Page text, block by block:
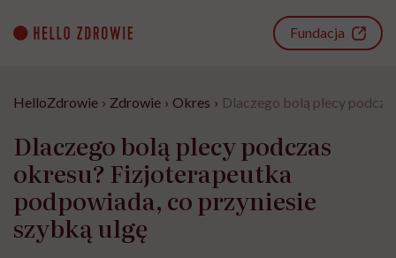
content
Fundacja
HelloZdrowie › Zdrowie › Okres › Dlaczego bolą plecy
Dlaczego bolą plecy podczas
okresu? Fizjoterapeutka
podpowiada, co przyniesie
szybką ulgę